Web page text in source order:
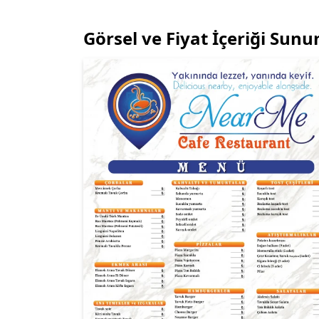
Görsel ve Fiyat İçeriği